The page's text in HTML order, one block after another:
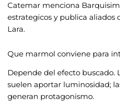
Catemar menciona
estrategicos y publica aliados
Lara.
Que marmol conviene para
Depende del efecto buscado.
suelen aportar luminosidad;
generan protagonismo.